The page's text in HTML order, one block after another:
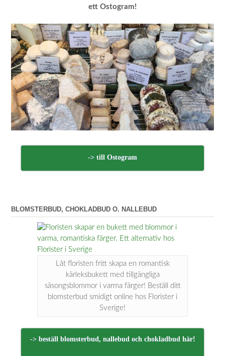
ett Ostogram!
-> till Ostogram
BLOMSTERBUD, CHOKLADBUD O. NALLEBUD
Låt floristen fritt skapa en romantisk
kärleksbukett med tillgängliga
säsongsblommor i varma färger! Beställ ditt
blomsterbud smidigt online hos Florister i
Sverige!
-> beställ blomsterbud, nallebud och chokladbud här!